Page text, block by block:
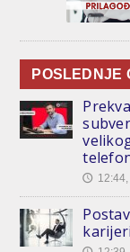
POSLEDNJE
🕔
karijeri